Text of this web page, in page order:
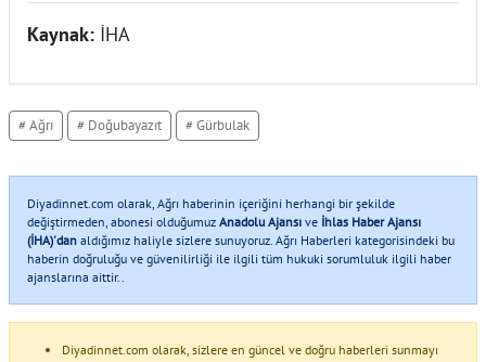
Kaynak: İHA
# Ağrı # Doğubayazıt # Gürbulak
Diyadinnet.com olarak, Ağrı haberinin içeriğini herhangi bir şekilde
değiştirmeden, abonesi olduğumuz Anadolu Ajansı ve İhlas Haber Ajansı
(İHA)'dan aldığımız haliyle sizlere sunuyoruz. Ağrı Haberleri kategorisindeki bu
haberin doğruluğu ve güvenilirliği ile ilgili tüm hukuki sorumluluk ilgili haber
ajanslarına aittir..
Diyadinnet.com olarak, sizlere en güncel ve doğru haberleri sunmayı